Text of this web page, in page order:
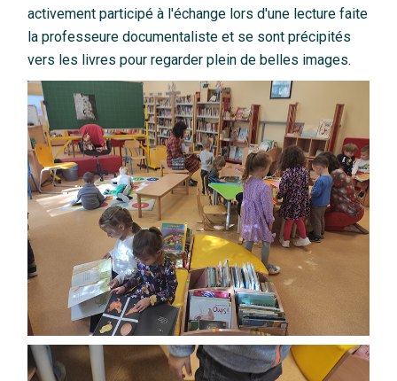
activement participé à l'échange lors d'une lecture faite
la professeure documentaliste et se sont précipités
vers les livres pour regarder plein de belles images.